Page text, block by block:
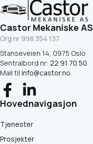
Castor Mekaniske AS
Org nr 998 354 137
Stanseveien 14, 0975 Oslo
Sentralbord nr: 22 91 70 50
Mail til info@castor.no
Hovednavigasjon
Tjenester
Prosjekter